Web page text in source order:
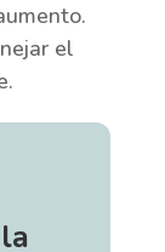
el